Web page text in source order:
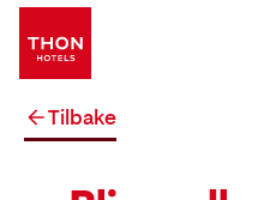
Tilbake